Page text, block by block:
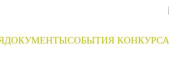
ДОКУМЕНТЫСОБЫТИЯ КОНКУРСА